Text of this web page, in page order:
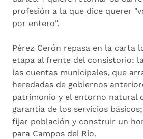
profesión a la que dice querer
por entero".
Pérez Cerón repasa en la carta
etapa al frente del consistorio:
las cuentas municipales, que
heredadas de gobiernos
patrimonio y el entorno natural
garantía de los servicios
fijar población y construir un
para Campos del Río.